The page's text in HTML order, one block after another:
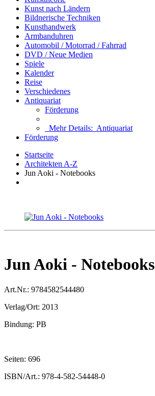
Kunst nach Ländern
Bildnerische Techniken
Kunsthandwerk
Armbanduhren
Automobil / Motorrad / Fahrrad
DVD / Neue Medien
Spiele
Kalender
Reise
Verschiedenes
Antiquariat
Förderung
Mehr Details: Antiquariat
Förderung
Startseite
Architekten A-Z
Jun Aoki - Notebooks
Jun Aoki - Notebooks
Art.Nr.: 9784582544480
Verlag/Ort: 2013
Bindung: PB
Seiten: 696
ISBN/Art.: 978-4-582-54448-0